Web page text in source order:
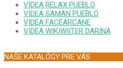
VIDEA RELAX PUEBLO
VIDEA SAMAN PUEBLO
VIDEA FACEARCANE
VIDEA WIKIWIITER DARINA
NAŠE KATALÓGY PRE VÁS